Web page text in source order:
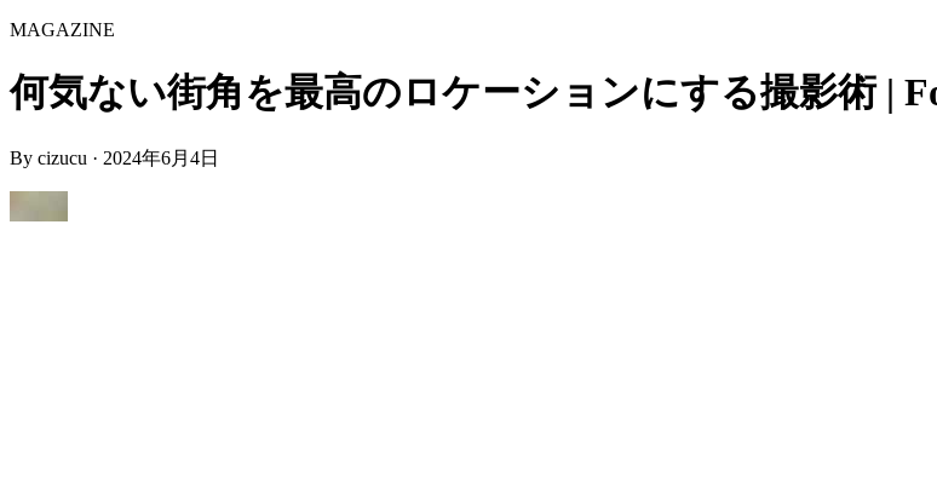
MAGAZINE
何気ない街角を最高のロケーションにする撮影術 |
By cizucu · 2024年6月4日